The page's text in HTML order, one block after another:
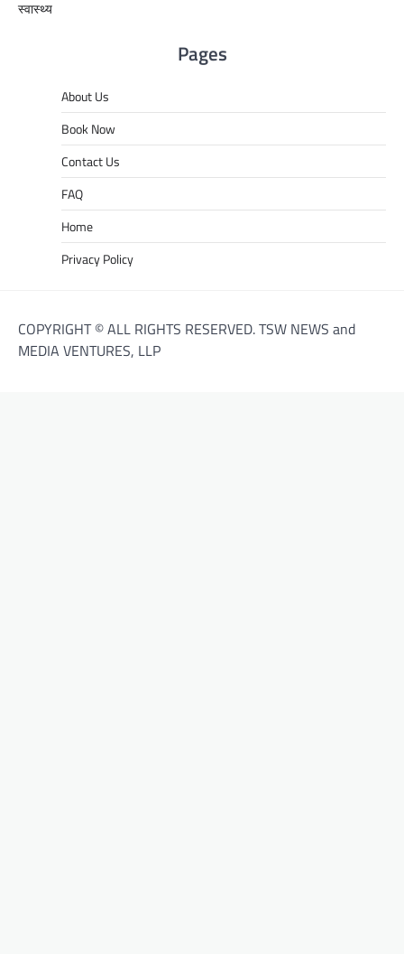
स्वास्थ्य
Pages
About Us
Book Now
Contact Us
FAQ
Home
Privacy Policy
COPYRIGHT © ALL RIGHTS RESERVED. TSW NEWS and
MEDIA VENTURES, LLP